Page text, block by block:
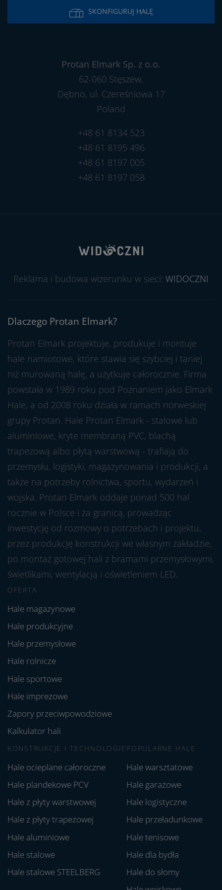
SKONFIGURUJ HALĘ
Protan Elmark Sp. z o.o.
62-060 Stęszew,
Dębno, ul. Czereśniowa 17
Poland
+48 61 8134 523
+48 61 8195 496
+48 61 8197 005
+48 61 8197 058
Reklama i budowa wizerunku w sieci: WIDOCZNI
Dlaczego Protan Elmark?
Protan Elmark projektuje, produkuje i montuje
hale namiotowe, które stawia się szybciej i taniej
niż murowaną halę, a użytkuje całorocznie. Firma
powstała w 1989 roku pod Poznaniem jako Elmark
Hale, a od 2008 roku działa w ramach norweskiej
grupy Protan. Hale Protan Elmark - stalowe lub
aluminiowe, kryte membraną PVC, blachą
trapezową albo płytą warstwową - trafiają do
przemysłu, logistyki, magazynowania i produkcji, a
także na potrzeby rolnictwa, sportu, wydarzeń i
wojska. Protan Elmark oddaje ponad 500 hal
rocznie w Polsce i za granicą, prowadząc
inwestycję od rozmowy o potrzebach i projektu,
przez produkcję konstrukcji we własnym zakładzie,
po montaż gotowej hali z bramami przemysłowymi,
świetlikami, wentylacją i oświetleniem LED.
OFERTA
Hale magazynowe
Hale produkcyjne
Hale przemysłowe
Hale rolnicze
Hale sportowe
Hale imprezowe
Zapory przeciwpowodziowe
Kalkulator hali
KONSTRUKCJE I TECHNOLOGIE
Hale ocieplane całoroczne
Hale plandekowe PCV
Hale z płyty warstwowej
Hale z płyty trapezowej
Hale aluminiowe
Hale stalowe
Hale stalowe STEELBERG
POPULARNE HALE
Hale warsztatowe
Hale garażowe
Hale logistyczne
Hale przeładunkowe
Hale tenisowe
Hale dla bydła
Hale do słomy